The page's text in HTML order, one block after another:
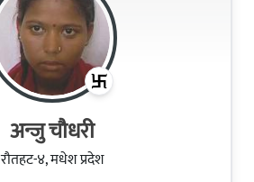
अन्जु चौधरी
रौतहट-४, मधेश प्रदेश